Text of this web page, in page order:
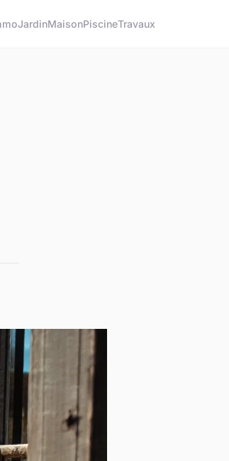
JardinMaisonPiscineTravaux